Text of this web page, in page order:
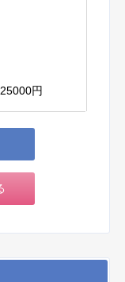
円